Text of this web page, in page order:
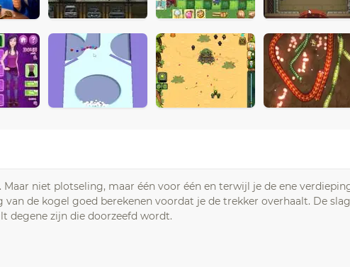
niet plotseling, maar één voor één en terwijl je de ene
de kogel goed berekenen voordat je de trekker overhaalt. De
degene zijn die doorzeefd wordt.